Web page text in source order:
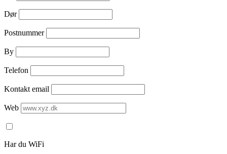
Dør
Postnummer
By
Telefon
Kontakt email
Web
Har du WiFi